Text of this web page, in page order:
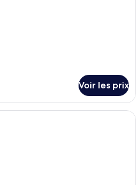
Voir les prix
Une chambre d’hôtel équipée d’une